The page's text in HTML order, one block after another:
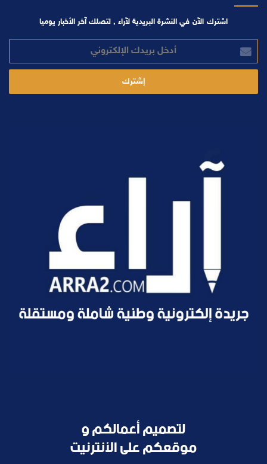
اشترك الآن في النشرة البريدية لآراء , لتصلك آخر الأخبار يوميا
بريدك
الإلكتروني